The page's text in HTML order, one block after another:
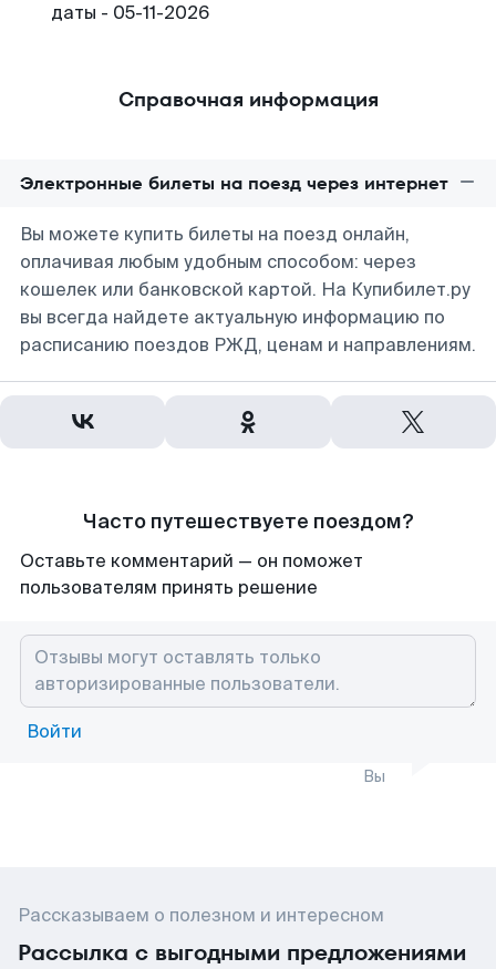
даты - 05-11-2026
Справочная информация
Электронные билеты на поезд через интернет
Вы можете купить билеты на поезд онлайн,
оплачивая любым удобным способом: через
кошелек или банковской картой. На Купибилет.ру
вы всегда найдете актуальную информацию по
расписанию поездов РЖД, ценам и направлениям.
Часто путешествуете поездом?
Оставьте комментарий — он поможет
пользователям принять решение
Войти
Вы
Рассказываем о полезном и интересном
Рассылка с выгодными предложениями